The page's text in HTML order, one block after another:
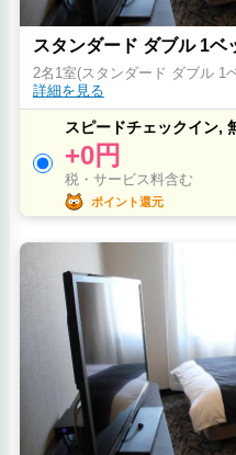
スタンダード ダブル 1ベ
2名1室(スタンダード ダブル 1
詳細を見る
スピードチェックイン,
+0円
税・サービス料含む
ポイント還元